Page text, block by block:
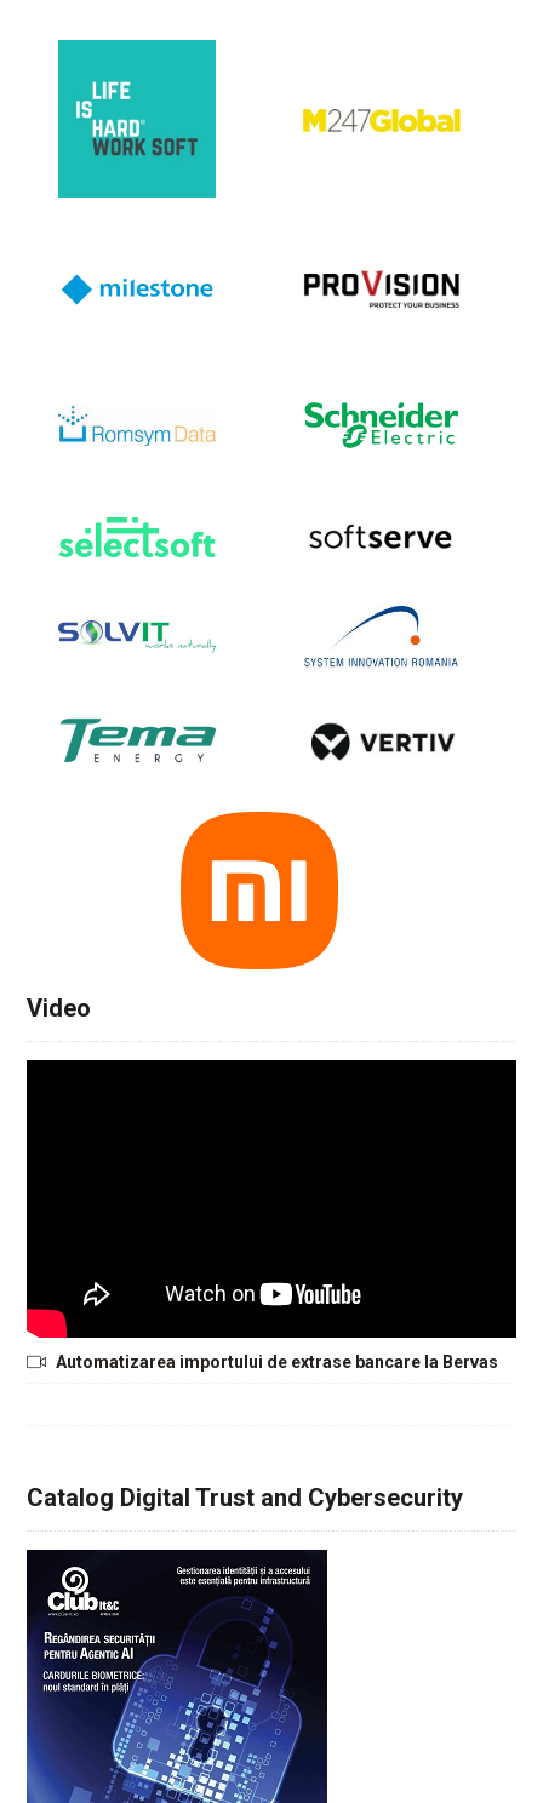
Video
Automatizarea importului de extrase bancare la Bervas
Catalog Digital Trust and Cybersecurity